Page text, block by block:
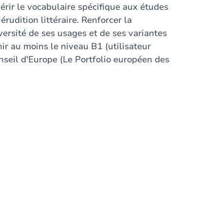
le vocabulaire spécifique aux études
littéraire. Renforcer la
de ses usages et de ses variantes
au moins le niveau B1 (utilisateur
d'Europe (Le Portfolio européen des